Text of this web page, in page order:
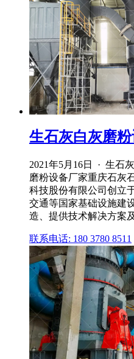
生石灰白灰磨
2021年5月16日 · 生石
磨粉设备厂家重庆石灰
科技股份有限公司创立
交通等国家基础设施建
造、提供技术解决方案
联系电话: 180 3780 8511